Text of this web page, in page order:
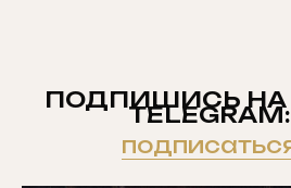
ПОДПИШИСЬ НА
TELEGRAM: